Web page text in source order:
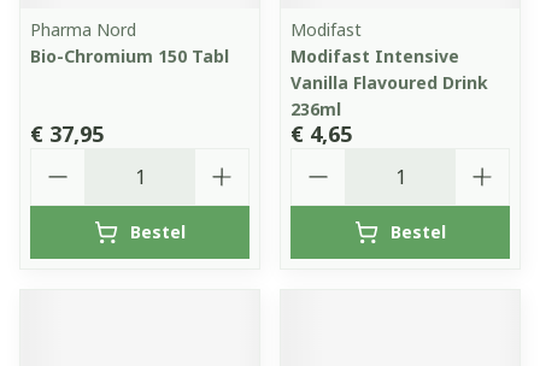
Pharma Nord
Bio-Chromium 150 Tabl
€ 37,95
Bestel
Modifast
Modifast Intensive
Vanilla Flavoured Drink
236ml
€ 4,65
Bestel